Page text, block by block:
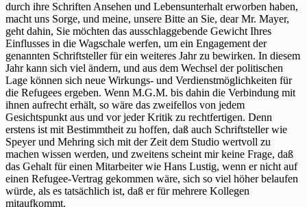
durch ihre Schriften Ansehen und Lebensunterhalt erworben haben,
macht uns Sorge, und meine, unsere Bitte an Sie, dear Mr. Mayer,
geht dahin, Sie möchten das ausschlaggebende Gewicht Ihres
Einflusses in die Wagschale werfen, um ein Engagement der
genannten Schriftsteller für ein weiteres Jahr zu bewirken. In diesem
Jahr kann sich viel ändern, und aus dem Wechsel der politischen
Lage können sich neue Wirkungs- und Verdienstmöglichkeiten für
die Refugees ergeben. Wenn M.G.M. bis dahin die Verbindung mit
ihnen aufrecht erhält, so wäre das zweifellos von jedem
Gesichtspunkt aus und vor jeder Kritik zu rechtfertigen. Denn
erstens ist mit Bestimmtheit zu hoffen, daß auch Schriftsteller wie
Speyer und Mehring sich mit der Zeit dem Studio wertvoll zu
machen wissen werden, und zweitens scheint mir keine Frage, daß
das Gehalt für einen Mitarbeiter wie Hans Lustig, wenn er nicht auf
einen Refugee-Vertrag gekommen wäre, sich so viel höher belaufen
würde, als es tatsächlich ist, daß er für mehrere Kollegen
mitaufkommt.